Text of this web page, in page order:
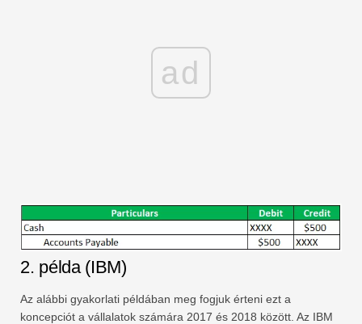
ad
2. példa (IBM)
Az alábbi gyakorlati példában meg fogjuk érteni ezt a
koncepciót a vállalatok számára 2017 és 2018 között. Az IBM